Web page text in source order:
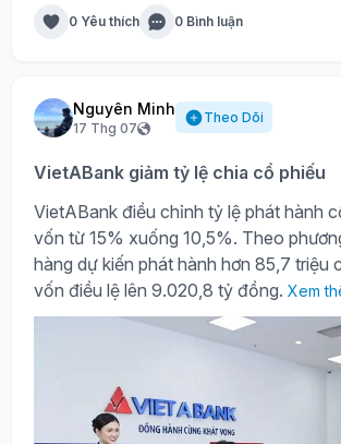
0 Yêu thích 0 Bình luận
Nguyên Minh
17 Thg 07
Theo Dõi
VietABank giảm tỷ lệ chia cổ phiếu
VietABank điều chỉnh tỷ lệ phát hành
vốn từ 15% xuống 10,5%. Theo
hàng dự kiến phát hành hơn 85,7 triệu
vốn điều lệ lên 9.020,8 tỷ đồng. Xem